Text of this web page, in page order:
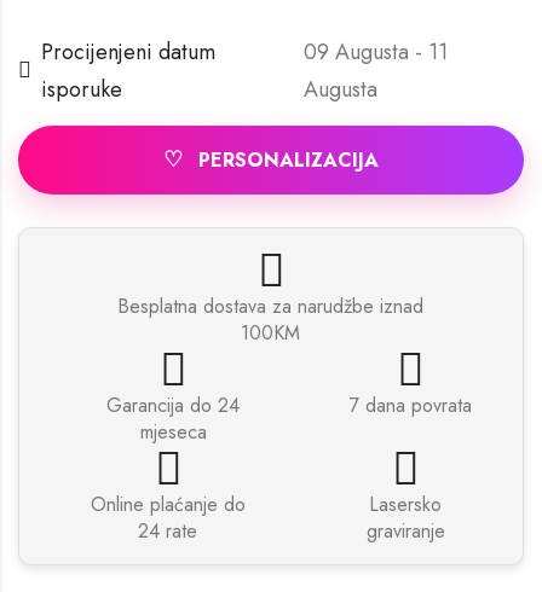
Procijenjeni datum
isporuke
09 Augusta - 11
Augusta
♡ PERSONALIZACIJA
Besplatna dostava za narudžbe iznad
100KM
Garancija do 24
mjeseca
7 dana povrata
Online plaćanje do
24 rate
Lasersko
graviranje